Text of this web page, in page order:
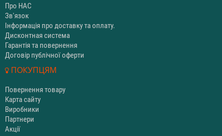
Про НАС
Зв'язок
Інформація про доставку та оплату.
Дисконтная система
Гарантія та повернення
Договір публічної оферти
ПОКУПЦЯМ
Повернення товару
Карта сайту
Виробники
Партнери
Акції